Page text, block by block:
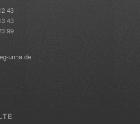
43
43
99
unna.de